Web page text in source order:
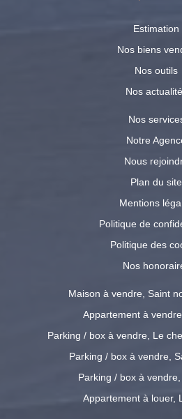
Estimation
Nos biens
Nos outils
Nos
Nos
Notre
Nous
Plan du site
Mentions
Politique de
Politique des
Nos
Maison à vendre, Saint
Appartement à
Parking / box à vendre, Le
Parking / box à vendre,
Parking / box à
Appartement à louer,